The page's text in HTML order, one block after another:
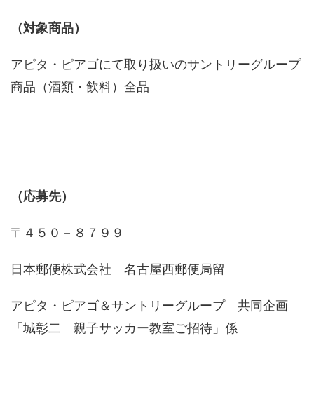
（対象商品）
アピタ・ピアゴにて取り扱いのサントリーグループ
商品（酒類・飲料）全品
（応募先）
〒４５０－８７９９
日本郵便株式会社 名古屋西郵便局留
アピタ・ピアゴ＆サントリーグループ 共同企画
「城彰二 親子サッカー教室ご招待」係